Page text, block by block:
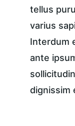
tellus
varius
Interdum
ante
dignissim